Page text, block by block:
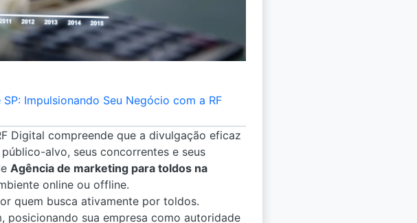
Impulsionando Seu Negócio com a RF
Digital compreende que a divulgação eficaz
alvo, seus concorrentes e seus
Agência de marketing para toldos na
online ou offline.
quem busca ativamente por toldos.
posicionando sua empresa como autoridade